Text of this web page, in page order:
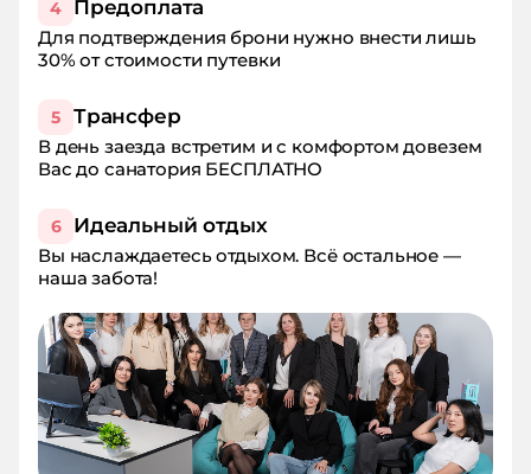
4 Предоплата
Для подтверждения брони нужно внести лишь
30% от стоимости путевки
5 Трансфер
В день заезда встретим и с комфортом довезем
Вас до санатория БЕСПЛАТНО
6 Идеальный отдых
Вы наслаждаетесь отдыхом. Всё остальное —
наша забота!